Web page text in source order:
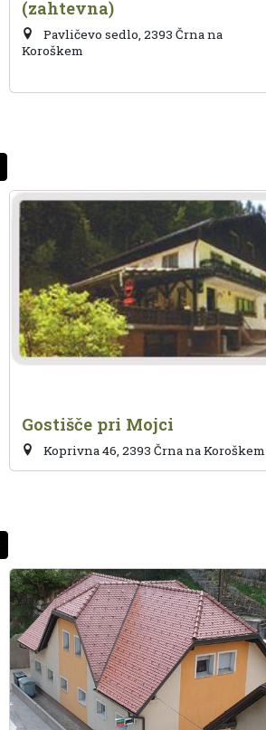
(zahtevna)
Pavličevo sedlo, 2393 Črna na
Koroškem
Gostišče pri Mojci
Koprivna 46, 2393 Črna na Koroškem